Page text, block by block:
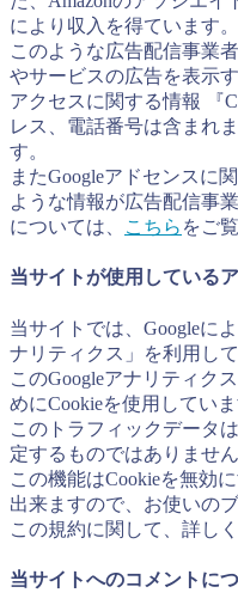
により収入を得ています。
このような広告配信事業
やサービスの広告を表示
アクセスに関する情報 『
レス、電話番号は含まれ
す。
またGoogleアドセンスに
ような情報が広告配信事
については、
こちら をご
当サイトが使用している
当サイトでは、Googleに
ナリティクス」を利用して
このGoogleアナリティク
めにCookieを使用していま
このトラフィックデータ
定するものではありません
この機能はCookieを無効
出来ますので、お使いの
この規約に関して、詳し
当サイトへのコメントに